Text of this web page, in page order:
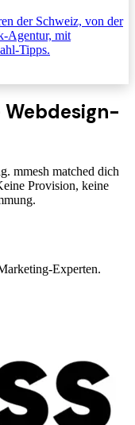
der Schweiz, von der
Agentur, mit
Tipps.
Webdesign-
mmesh matched dich
Provision, keine
Experten.